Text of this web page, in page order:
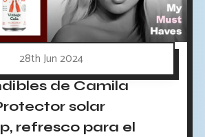
28th Jun 2024
de Camila
solar
refresco para el